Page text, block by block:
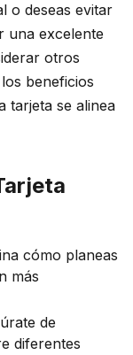
o deseas evitar
una excelente
otros
beneficios
tarjeta se alinea
cómo planeas
más
de
diferentes